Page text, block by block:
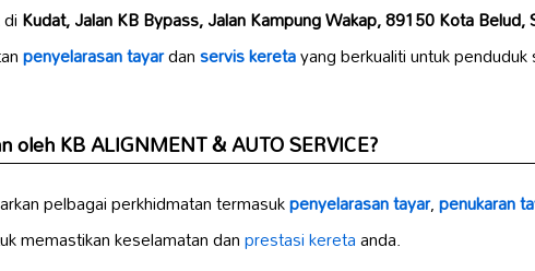
Kudat, Jalan KB Bypass, Jalan Kampung Wakap, 89150 Kota Belud,
penyelarasan tayardanservis keretayang berkualiti untuk
KB ALIGNMENT & AUTO SERVICE?
pelbagai perkhidmatan termasukpenyelarasantayar,penukaran
memastikan keselamatan danprestasi keretaanda.